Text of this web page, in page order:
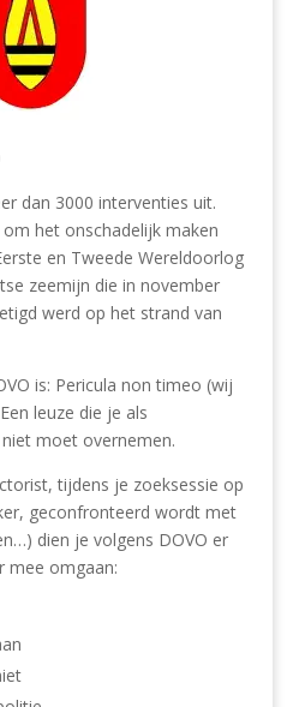
dan 3000 interventies uit.
het onschadelijk maken
en Tweede Wereldoorlog
zeemijn die in november
werd op het strand van
is: Pericula non timeo (wij
leuze die je als
moet overnemen.
tijdens je zoeksessie op
geconfronteerd wordt met
dien je volgens DOVO er
mee omgaan: